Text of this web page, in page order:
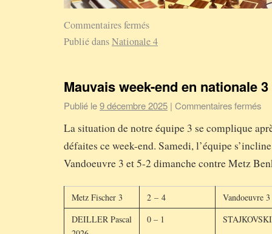
Commentaires fermés
Publié dansNationale 4
Mauvais week-end en nationale 3
Publié le9 décembre 2025 | Commentaires fermés
La situation de notre équipe 3 se complique
défaites ce week-end. Samedi, l’équipe
Vandoeuvre 3 et 5-2 dimanche contre Metz
Metz Fischer 3 2 – 4
Vandoeuvre 3
DEILLER Pascal
0 – 1